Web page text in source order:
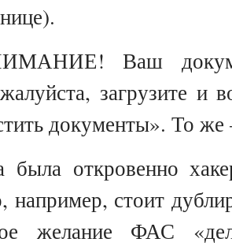
!Ваш
загрузите и
документы». То же
была откровенно
например, стоит
желание ФАС